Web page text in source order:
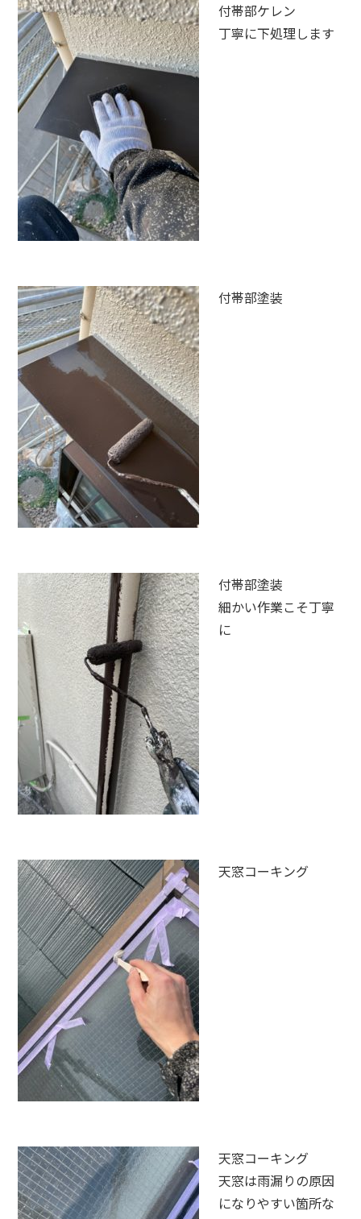
付帯部ケレン
丁寧に下処理します
付帯部塗装
付帯部塗装
細かい作業こそ丁寧
に
天窓コーキング
天窓コーキング
天窓は雨漏りの原因
になりやすい箇所な